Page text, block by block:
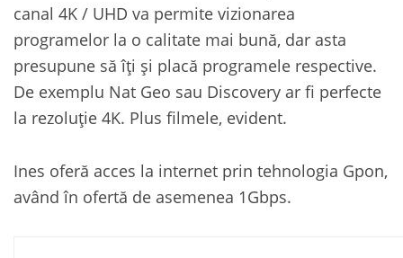
canal 4K / UHD va permite vizionarea
programelor la o calitate mai bună, dar asta
presupune să îți și placă programele respective.
De exemplu Nat Geo sau Discovery ar fi perfecte
la rezoluție 4K. Plus filmele, evident.
Ines oferă acces la internet prin tehnologia Gpon,
având în ofertă de asemenea 1Gbps.